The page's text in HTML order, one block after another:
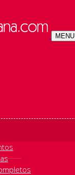
MENU